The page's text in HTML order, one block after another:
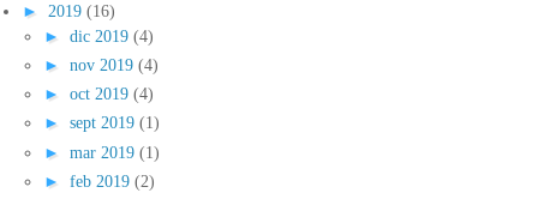
► 2019 (16)
► dic 2019 (4)
► nov 2019 (4)
► oct 2019 (4)
► sept 2019 (1)
► mar 2019 (1)
► feb 2019 (2)